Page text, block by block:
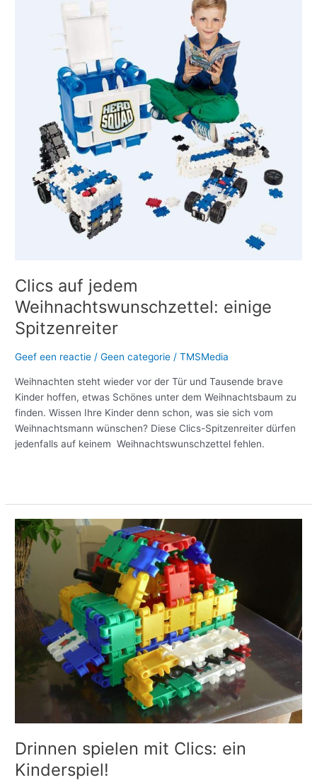
Clics auf jedem
Weihnachtswunschzettel: einige
Spitzenreiter
Geef een reactie /Geen categorie /TMSMedia
Weihnachten steht wieder vor der Tür und Tausende brave
Kinder hoffen, etwas Schönes unter dem Weihnachtsbaum zu
finden. Wissen Ihre Kinder denn schon, was sie sich vom
Weihnachtsmann wünschen? Diese Clics-Spitzenreiter dürfen
jedenfalls auf keinem Weihnachtswunschzettel fehlen.
Weihnachtswunschzettel:
Spitzenreiter
Drinnen spielen mit Clics: ein
Kinderspiel!
Drinnen
spielen
mit
Clics:
ein
Kinderspiel!